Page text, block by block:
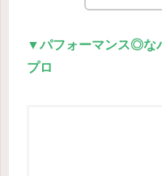
▼パフォーマンス◎な
プロ